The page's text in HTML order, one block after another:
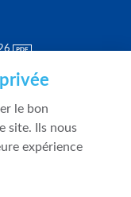
le bon
site. Ils nous
expérience